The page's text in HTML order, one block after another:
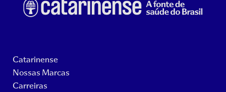
Catarinense
Nossas Marcas
Carreiras